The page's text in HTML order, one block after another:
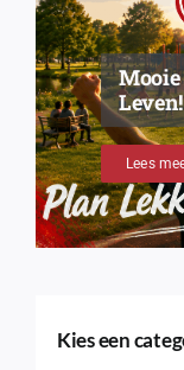
Leven!
Lees
Kies een